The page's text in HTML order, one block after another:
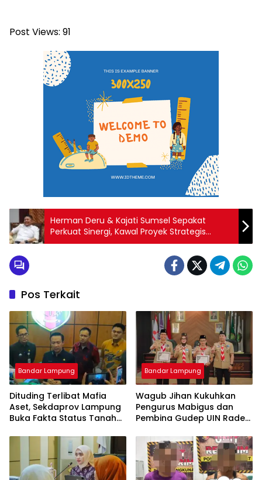
Post Views: 91
Herman Deru & Kajati Sumsel Sepakat
Perkuat Sinergi, Kawal Proyek Strategis
Nasional di Tanjung
Pos Terkait
Bandar Lampung
Dituding Terlibat Mafia
Aset, Sekdaprov Lampung
Buka Fakta Status Tanah
Bandar Lampung
Wagub Jihan Kukuhkan
Pengurus Mabigus dan
Pembina Gudep UIN Raden
Perkuat Karakter Generasi
Muda